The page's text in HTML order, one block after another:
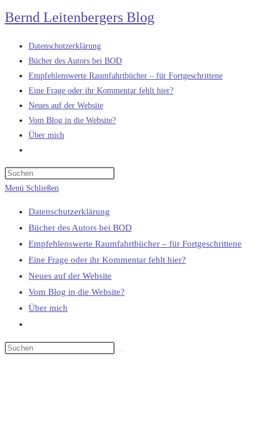
Zum
Inhalt
springen
Bernd Leitenbergers Blog
Datenschutzerklärung
Bücher des Autors bei BOD
Empfehlenswerte Raumfahrtbücher – für Fortgeschrittene
Eine Frage oder ihr Kommentar fehlt hier?
Neues auf der Website
Vom Blog in die Website?
Über mich
umschalten
Menü Schließen
Datenschutzerklärung
Bücher des Autors bei BOD
Empfehlenswerte Raumfahrtbücher – für Fortgeschrittene
Eine Frage oder ihr Kommentar fehlt hier?
Neues auf der Website
Vom Blog in die Website?
Über mich
umschalten